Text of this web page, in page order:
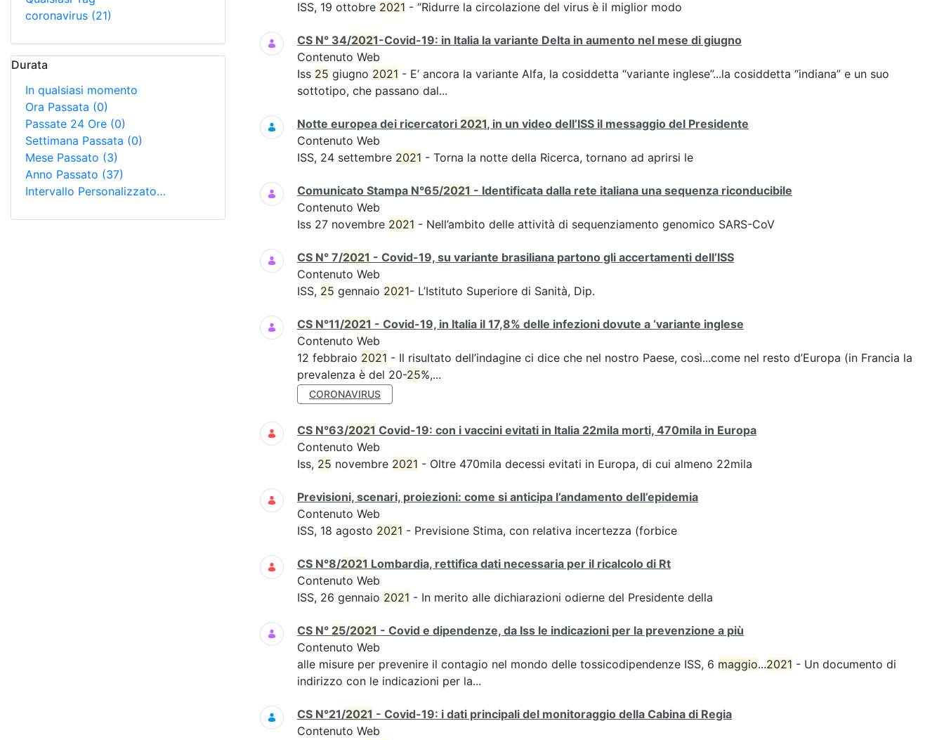
coronavirus (21)
Durata
In qualsiasi momento
Ora Passata (0)
Passate 24 Ore (0)
Settimana Passata (0)
Mese Passato (3)
Anno Passato (37)
Intervallo Personalizzato…
ISS, 19 ottobre 2021 - “Ridurre la circolazione del virus è il miglior modo
CS N° 34/2021-Covid-19: in Italia la variante Delta in aumento nel mese di giugno
Contenuto Web
Iss 25 giugno 2021 - E’ ancora la variante Alfa, la cosiddetta “variante inglese”...la cosiddetta “indiana” e un suo
sottotipo, che passano dal...
Notte europea dei ricercatori 2021, in un video dell’ISS il messaggio del Presidente
Contenuto Web
ISS, 24 settembre 2021 - Torna la notte della Ricerca, tornano ad aprirsi le
Comunicato Stampa N°65/2021 - Identificata dalla rete italiana una sequenza riconducibile
Contenuto Web
Iss 27 novembre 2021 - Nell’ambito delle attività di sequenziamento genomico SARS-CoV
CS N° 7/2021 - Covid-19, su variante brasiliana partono gli accertamenti dell’ISS
Contenuto Web
ISS, 25 gennaio 2021- L’Istituto Superiore di Sanità, Dip.
CS N°11/2021 - Covid-19, in Italia il 17,8% delle infezioni dovute a ‘variante inglese
Contenuto Web
12 febbraio 2021 - Il risultato dell’indagine ci dice che nel nostro Paese, così...come nel resto d’Europa (in Francia la
prevalenza è del 20-25%,...
CORONAVIRUS
CS N°63/2021 Covid-19: con i vaccini evitati in Italia 22mila morti, 470mila in Europa
Contenuto Web
Iss, 25 novembre 2021 - Oltre 470mila decessi evitati in Europa, di cui almeno 22mila
Previsioni, scenari, proiezioni: come si anticipa l’andamento dell’epidemia
Contenuto Web
ISS, 18 agosto 2021 - Previsione Stima, con relativa incertezza (forbice
CS N°8/2021 Lombardia, rettifica dati necessaria per il ricalcolo di Rt
Contenuto Web
ISS, 26 gennaio 2021 - In merito alle dichiarazioni odierne del Presidente della
CS N° 25/2021 - Covid e dipendenze, da Iss le indicazioni per la prevenzione a più
Contenuto Web
alle misure per prevenire il contagio nel mondo delle tossicodipendenze ISS, 6 maggio...2021 - Un documento di
indirizzo con le indicazioni per la...
CS N°21/2021 - Covid-19: i dati principali del monitoraggio della Cabina di Regia
Contenuto Web